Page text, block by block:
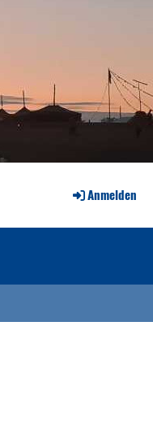
Anmelden